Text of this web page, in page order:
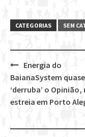
CATEGORIAS SEM
Post
navigation
Energia do
BaianaSystem quase
‘derruba’ o Opinião,
estreia em Porto